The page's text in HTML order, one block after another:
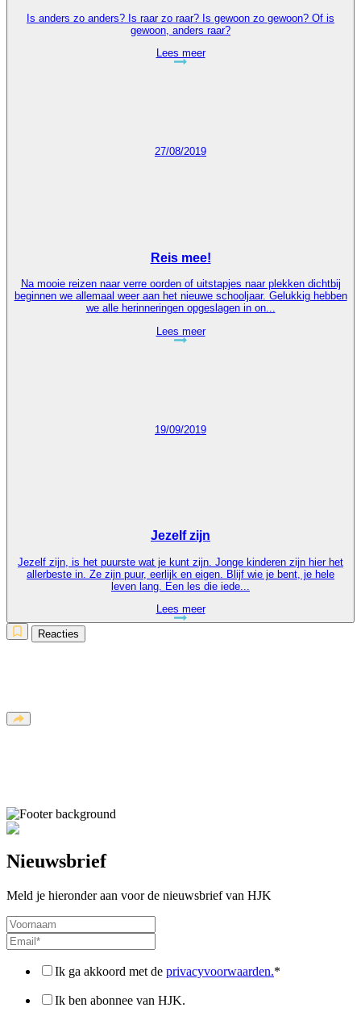
Is anders zo anders? Is raar zo raar? Is gewoon zo gewoon? Of is
gewoon, anders raar?
Lees meer
27/08/2019
Reis mee!
Na mooie reizen naar verre oorden of uitstapjes naar plekken dichtbij
beginnen we allemaal weer aan het nieuwe schooljaar. Gelukkig hebben
we alle herinneringen opgeslagen in on...
Lees meer
19/09/2019
Jezelf zijn
Jezelf zijn, is het puurste wat je kunt zijn. Jonge kinderen zijn hier het
allerbeste in. Ze zijn puur, eerlijk en eigen. Blijf wie je bent, je hele
leven lang. Een les die iede...
Lees meer
Reacties
Nieuwsbrief
Meld je hieronder aan voor de nieuwsbrief van HJK
Ik ga akkoord met de privacyvoorwaarden.*
Ik ben abonnee van HJK.